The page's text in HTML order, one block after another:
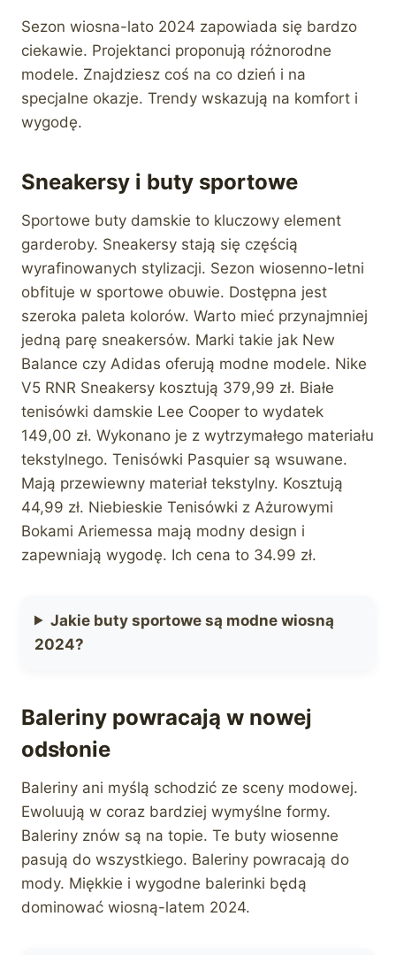
Sezon wiosna-lato 2024 zapowiada się bardzo
ciekawie. Projektanci proponują różnorodne
modele. Znajdziesz coś na co dzień i na
specjalne okazje. Trendy wskazują na komfort i
wygodę.
Sneakersy i buty sportowe
Sportowe buty damskie to kluczowy element
garderoby. Sneakersy stają się częścią
wyrafinowanych stylizacji. Sezon wiosenno-letni
obfituje w sportowe obuwie. Dostępna jest
szeroka paleta kolorów. Warto mieć przynajmniej
jedną parę sneakersów. Marki takie jak New
Balance czy Adidas oferują modne modele. Nike
V5 RNR Sneakersy kosztują 379,99 zł. Białe
tenisówki damskie Lee Cooper to wydatek
149,00 zł. Wykonano je z wytrzymałego materiału
tekstylnego. Tenisówki Pasquier są wsuwane.
Mają przewiewny materiał tekstylny. Kosztują
44,99 zł. Niebieskie Tenisówki z Ażurowymi
Bokami Ariemessa mają modny design i
zapewniają wygodę. Ich cena to 34.99 zł.
Jakie buty sportowe są modne wiosną
2024?
Baleriny powracają w nowej
odsłonie
Baleriny ani myślą schodzić ze sceny modowej.
Ewoluują w coraz bardziej wymyślne formy.
Baleriny znów są na topie. Te buty wiosenne
pasują do wszystkiego. Baleriny powracają do
mody. Miękkie i wygodne balerinki będą
dominować wiosną-latem 2024.